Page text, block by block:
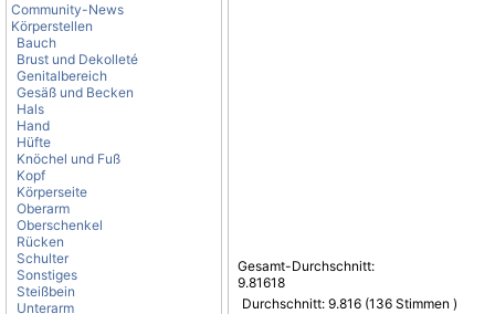
Community-News
Körperstellen
Bauch
Brust und Dekolleté
Genitalbereich
Gesäß und Becken
Hals
Hand
Hüfte
Knöchel und Fuß
Kopf
Körperseite
Oberarm
Oberschenkel
Rücken
Schulter
Sonstiges
Steißbein
Unterarm
Gesamt-Durchschnitt:
9.81618
Durchschnitt: 9.816 (136 Stimmen )